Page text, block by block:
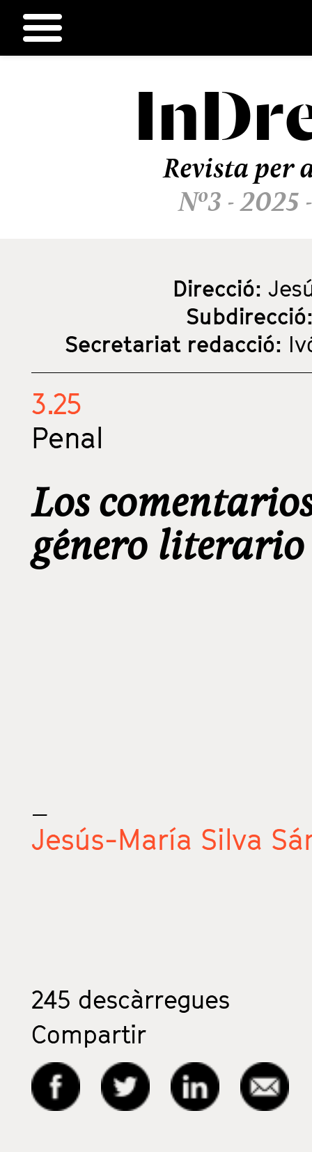
Revista per
Nº3 - 2025
Direcció:
Secretariat redacció:
3.25
Penal
Los
género
_
Jesús-María Silva
245 descàrregues
Compartir